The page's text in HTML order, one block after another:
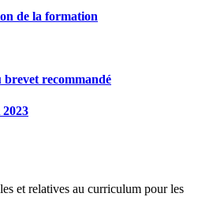
de la formation
recommandé
et relatives au curriculum pour les